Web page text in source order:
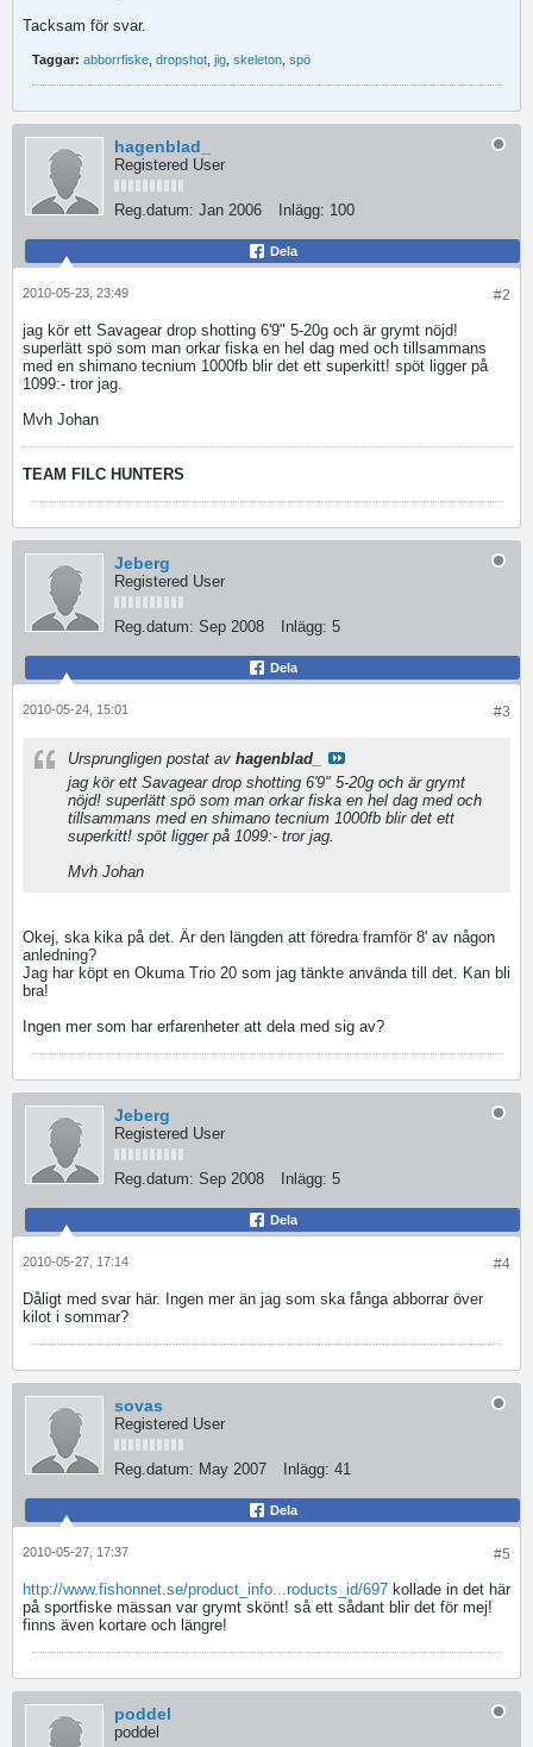
Tacksam för svar.
Taggar: abborrfiske dropshot jig skeleton spö
hagenblad_
Registered User
Reg.datum: Jan 2006 Inlägg: 100
Dela
#2
2010-05-23, 23:49
jag kör ett Savagear drop shotting 6'9" 5-20g och är grymt nöjd!
superlätt spö som man orkar fiska en hel dag med och tillsammans
med en shimano tecnium 1000fb blir det ett superkitt! spöt ligger på
1099:- tror jag.
Mvh Johan
TEAM FILC HUNTERS
Jeberg
Registered User
Reg.datum: Sep 2008 Inlägg: 5
Dela
#3
2010-05-24, 15:01
Ursprungligen postat av hagenblad_
jag kör ett Savagear drop shotting 6'9" 5-20g och är grymt
nöjd! superlätt spö som man orkar fiska en hel dag med och
tillsammans med en shimano tecnium 1000fb blir det ett
superkitt! spöt ligger på 1099:- tror jag.
Mvh Johan
Okej, ska kika på det. Är den längden att föredra framför 8' av någon
anledning?
Jag har köpt en Okuma Trio 20 som jag tänkte använda till det. Kan bli
bra!
Ingen mer som har erfarenheter att dela med sig av?
Jeberg
Registered User
Reg.datum: Sep 2008 Inlägg: 5
Dela
#4
2010-05-27, 17:14
Dåligt med svar här. Ingen mer än jag som ska fånga abborrar över
kilot i sommar?
sovas
Registered User
Reg.datum: May 2007 Inlägg: 41
Dela
#5
2010-05-27, 17:37
http://www.fishonnet.se/product_info...roducts_id/697 kollade in det här
på sportfiske mässan var grymt skönt! så ett sådant blir det för mej!
finns även kortare och längre!
poddel
poddel